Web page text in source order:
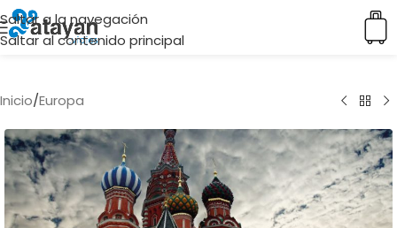
Saltar a la navegación
Saltar al contenido principal
Inicio/Europa